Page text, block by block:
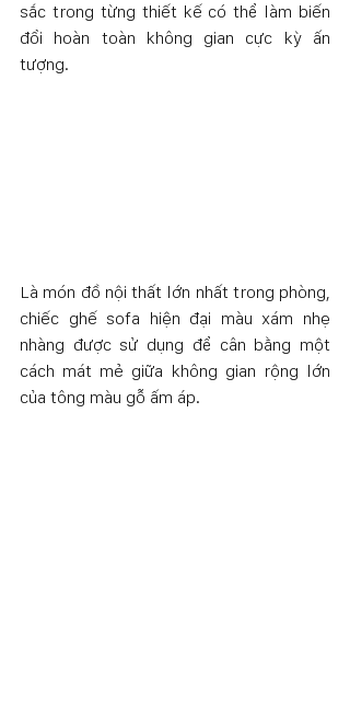
sắc trong từng thiết kế có thể làm biến
đổi hoàn toàn không gian cực kỳ ấn
tượng.
Là món đồ nội thất lớn nhất trong phòng,
chiếc ghế sofa hiện đại màu xám nhẹ
nhàng được sử dụng để cân bằng một
cách mát mẻ giữa không gian rộng lớn
của tông màu gỗ ấm áp.